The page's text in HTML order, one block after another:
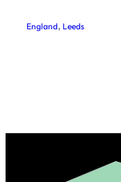
England, Leeds